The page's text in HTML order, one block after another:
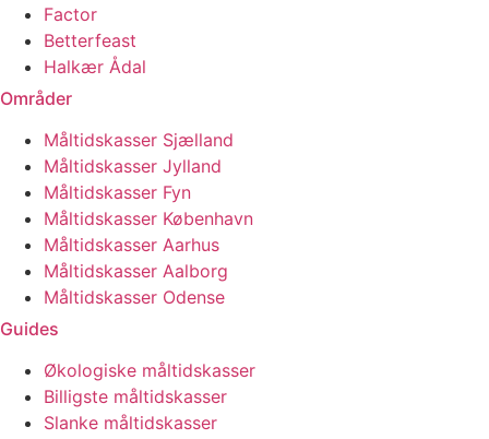
Factor
Betterfeast
Halkær Ådal
Områder
Måltidskasser Sjælland
Måltidskasser Jylland
Måltidskasser Fyn
Måltidskasser København
Måltidskasser Aarhus
Måltidskasser Aalborg
Måltidskasser Odense
Guides
Økologiske måltidskasser
Billigste måltidskasser
Slanke måltidskasser